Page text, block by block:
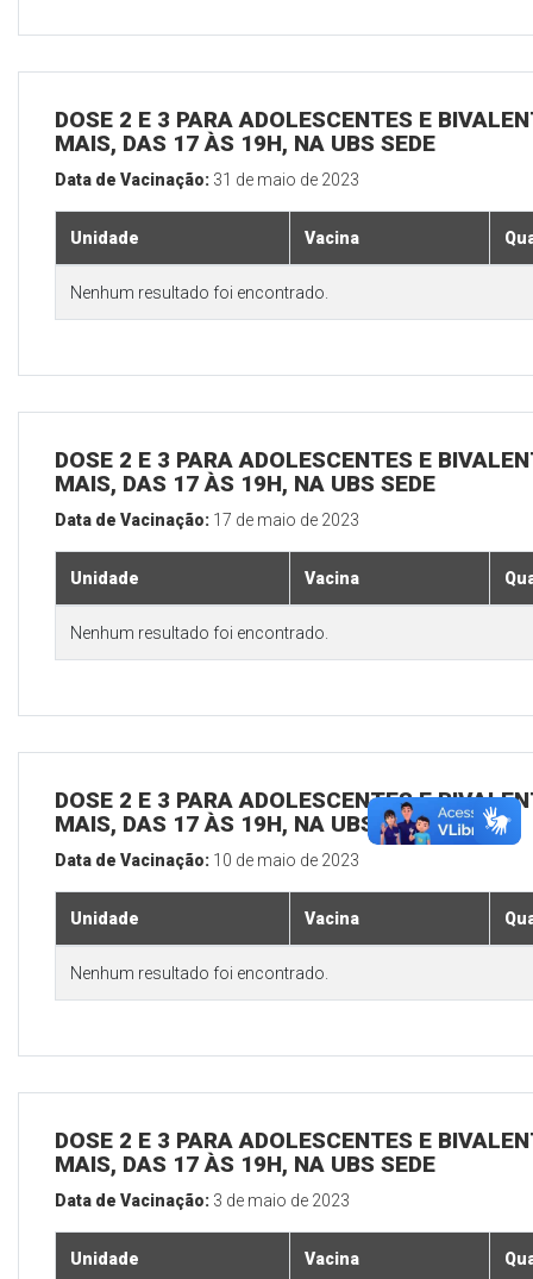
DOSE 2 E 3 PARA ADOLESCENTES E
MAIS, DAS 17 ÀS 19H, NA UBS SEDE
Data de Vacinação: 31 de maio de 2023
Unidade Vacina
Nenhum resultado foi encontrado.
DOSE 2 E 3 PARA ADOLESCENTES E
MAIS, DAS 17 ÀS 19H, NA UBS SEDE
Data de Vacinação: 17 de maio de 2023
Unidade Vacina
Nenhum resultado foi encontrado.
DOSE 2 E 3 PARA ADOLESCENTES E
MAIS, DAS 17 ÀS 19H, NA UBS SEDE
Data de Vacinação: 10 de maio de 2023
Unidade Vacina
Nenhum resultado foi encontrado.
DOSE 2 E 3 PARA ADOLESCENTES E
MAIS, DAS 17 ÀS 19H, NA UBS SEDE
Data de Vacinação: 3 de maio de 2023
Unidade Vacina